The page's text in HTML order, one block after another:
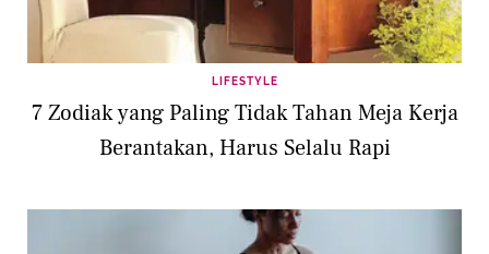
LIFESTYLE
7 Zodiak yang Paling Tidak Tahan Meja Kerja
Berantakan, Harus Selalu Rapi